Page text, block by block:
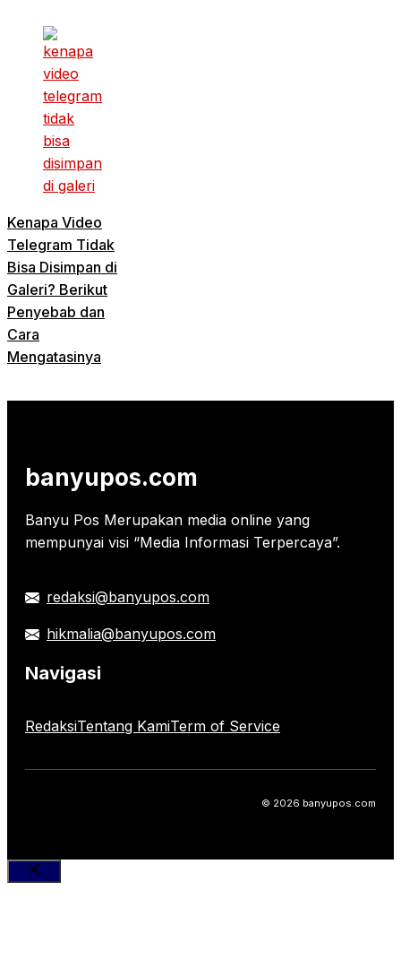
Kenapa Video
Telegram Tidak
Bisa Disimpan di
Galeri? Berikut
Penyebab dan
Cara
Mengatasinya
banyupos.com
Banyu Pos Merupakan media online yang
mempunyai visi “Media Informasi Terpercaya”.
redaksi@banyupos.com
hikmalia@banyupos.com
Navigasi
RedaksiTentang KamiTerm of Service
© 2026 banyupos.com
Close